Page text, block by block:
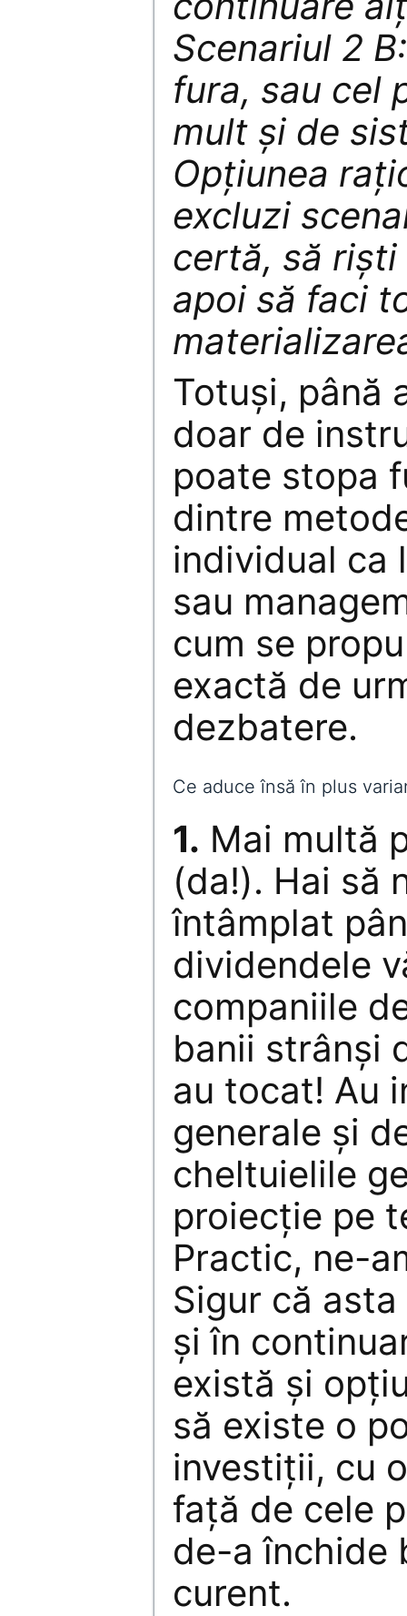
Scenariul 2
fura, sau cel
mult și de
Opțiunea
excluzi
certă, să
apoi să faci
Totuși, până
doar de
poate stopa
dintre
individual ca
sau
cum se
exactă de
dezbatere.
Ce aduce însă în plus
1. Mai multă
(da!). Hai să
întâmplat
dividendele
companiile
banii strânși
au tocat! Au
generale și
cheltuielile
proiecție pe
Practic, ne-
Sigur că
și în
există și
să existe o
investiții, cu
față de cele
de-a închide
curent.